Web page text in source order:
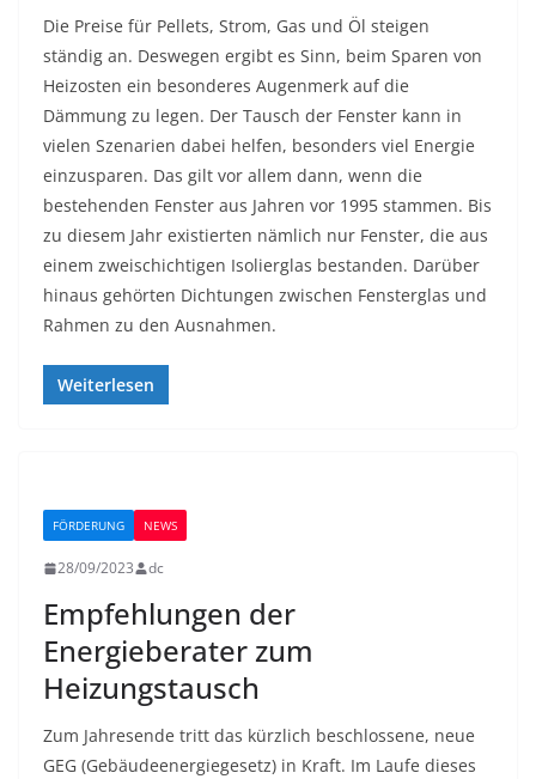
Die Preise für Pellets, Strom, Gas und Öl steigen
ständig an. Deswegen ergibt es Sinn, beim Sparen von
Heizosten ein besonderes Augenmerk auf die
Dämmung zu legen. Der Tausch der Fenster kann in
vielen Szenarien dabei helfen, besonders viel Energie
einzusparen. Das gilt vor allem dann, wenn die
bestehenden Fenster aus Jahren vor 1995 stammen. Bis
zu diesem Jahr existierten nämlich nur Fenster, die aus
einem zweischichtigen Isolierglas bestanden. Darüber
hinaus gehörten Dichtungen zwischen Fensterglas und
Rahmen zu den Ausnahmen.
Weiterlesen
FÖRDERUNG NEWS
28/09/2023 dc
Empfehlungen der
Energieberater zum
Heizungstausch
Zum Jahresende tritt das kürzlich beschlossene, neue
GEG (Gebäudeenergiegesetz) in Kraft. Im Laufe dieses